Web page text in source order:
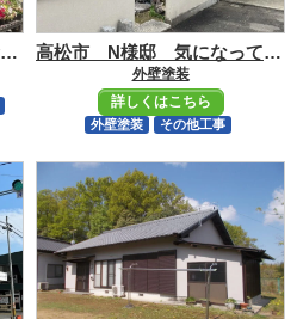
高松市 T様邸 物置 板金屋根と板張りの外壁塗装 高松市 N様邸 気になっていた外壁も元通り
外壁塗装
詳しくはこちら
外壁塗装 その他工事